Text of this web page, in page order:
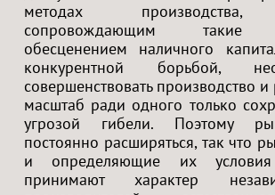
методах производства,
сопровождающим такие
обесценением наличного
конкурентной борьбой,
совершенствовать производство и
масштаб ради одного только
угрозой гибели. Поэтому
постоянно расширяться, так что
и определяющие их
принимают характер